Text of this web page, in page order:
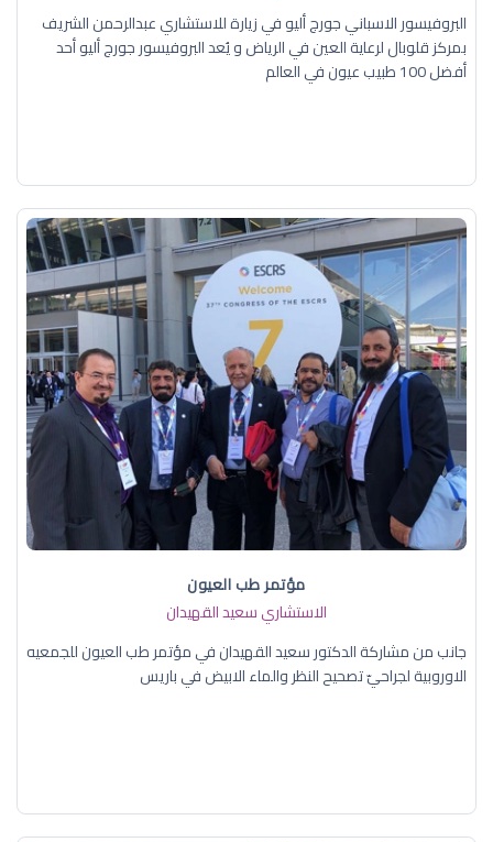
البروفيسور الاسباني جورج أليو في زيارة للاستشاري عبدالرحمن الشريف
بمركز قلوبال لرعاية العين في الرياض و يُعد البروفيسور جورج أليو أحد
أفضل 100 طبيب عيون في العالم
مؤتمر طب العيون
الاستشاري سعيد القهيدان
جانب من مشاركة الدكتور سعيد القهيدان في مؤتمر طب العيون للجمعيه
الاوروبية لجراحيّ تصحيح النظر والماء الابيض في باريس